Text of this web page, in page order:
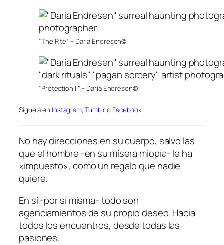
“The Rite” – Daria Endresen©
“Protection II” – Daria Endresen©
Síguela en Instagram, Tumblro Facebook
No hay direcciones en su cuerpo, salvo las
que el hombre -en su mísera miopía- le ha
«impuesto», como un regalo que nadie
quiere.
En sí -por sí misma- todo son
agenciamientos de su propio deseo. Hacia
todos los encuentros, desde todas las
pasiones.